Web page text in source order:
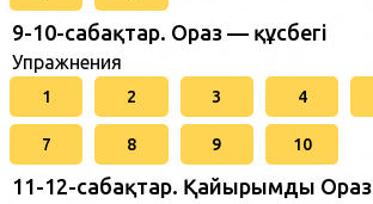
9-10-сабақтар. Ораз — құсбегі
Упражнения
1 2 3 4
7 8 9 10
11-12-сабақтар. Қайырымды Ораз